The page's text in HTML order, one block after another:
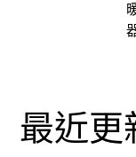
最近更